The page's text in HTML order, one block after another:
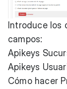
Introduce los
campos:
Apikeys
Apikeys
Cómo hacer